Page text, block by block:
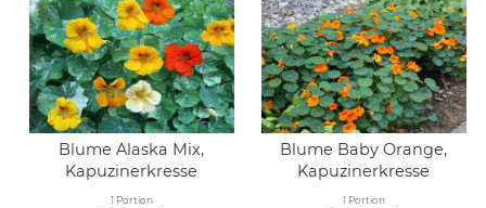
Blume Alaska Mix,
Kapuzinerkresse
1 Portion
Blume Baby Orange,
Kapuzinerkresse
1 Portion